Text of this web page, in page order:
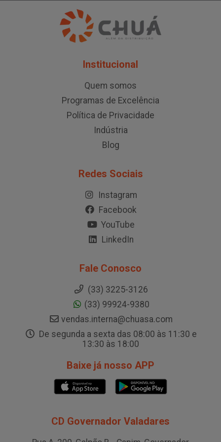
Institucional
Quem somos
Programas de Excelência
Política de Privacidade
Indústria
Blog
Redes Sociais
Instagram
Facebook
YouTube
LinkedIn
Fale Conosco
(33) 3225-3126
(33) 99924-9380
vendas.interna@chuasa.com
De segunda a sexta das 08:00 às 11:30 e
13:30 às 18:00
Baixe já nosso APP
CD Governador Valadares